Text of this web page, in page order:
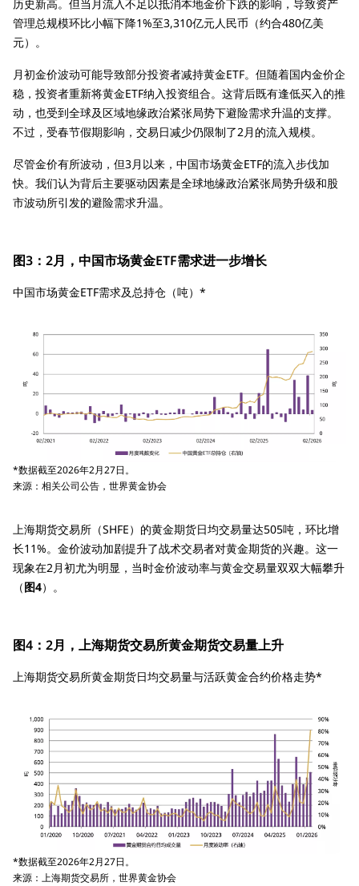
历史新高。但当月流入不足以抵消本地金价下跌的影响，导致资产
管理总规模环比小幅下降1%至3,310亿元人民币（约合480亿美
元）。
月初金价波动可能导致部分投资者减持黄金ETF。但随着国内金价企
稳，投资者重新将黄金ETF纳入投资组合。这背后既有逢低买入的推
动，也受到全球及区域地缘政治紧张局势下避险需求升温的支撑。
不过，受春节假期影响，交易日减少仍限制了2月的流入规模。
尽管金价有所波动，但3月以来，中国市场黄金ETF的流入步伐加
快。我们认为背后主要驱动因素是全球地缘政治紧张局势升级和股
市波动所引发的避险需求升温。
图3：2月，中国市场黄金ETF需求进一步增长
中国市场黄金ETF需求及总持仓（吨）*
*数据截至2026年2月27日。
来源：相关公司公告，世界黄金协会
上海期货交易所（SHFE）的黄金期货日均交易量达505吨，环比增
长11%。金价波动加剧提升了战术交易者对黄金期货的兴趣。这一
现象在2月初尤为明显，当时金价波动率与黄金交易量双双大幅攀升
（图4）。
图4：2月，上海期货交易所黄金期货交易量上升
上海期货交易所黄金期货日均交易量与活跃黄金合约价格走势*
*数据截至2026年2月27日。
来源：上海期货交易所，世界黄金协会